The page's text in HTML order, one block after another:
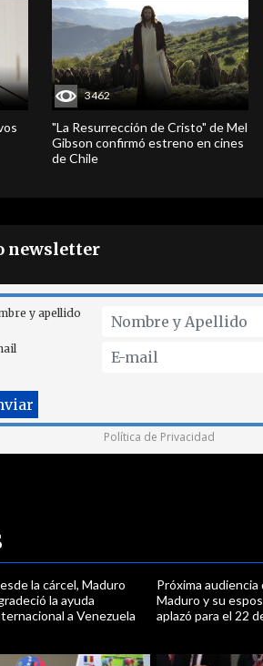
3462
"La Resurrección de Cristo" de Mel
Gibson confirmó estreno en cines
de Chile
newsletter
y apellido
Política de Privacidad
la cárcel, Maduro
la ayuda
a Venezuela
Próxima audiencia
Maduro y su
aplazó para el 22